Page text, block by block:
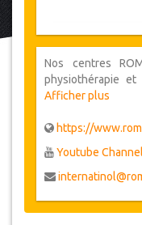
Nos centres
physiothérapie
activités en juillet
de
capacité de 25 lits
Samsun, et celui
été converti en
Afficher plus
https://
Youtube Channel